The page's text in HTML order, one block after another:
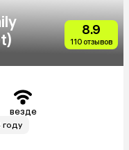
8.9
110 отзывов
везде